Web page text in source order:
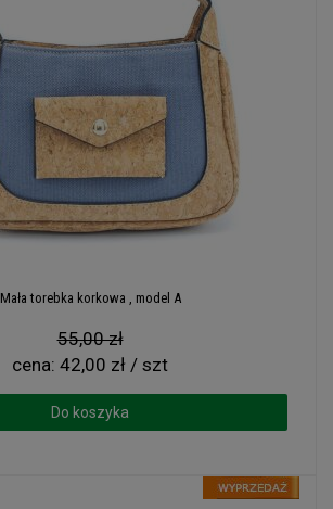
Mała torebka korkowa , model A
55,00 zł
cena: 42,00 zł / szt
Do koszyka